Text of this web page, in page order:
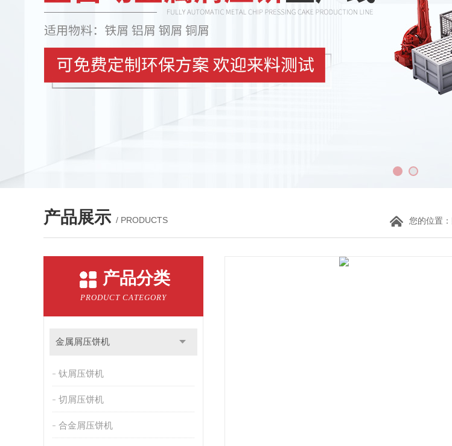
产品展示 / PRODUCTS 您的位置：
产品分类
PRODUCT CATEGORY
金属屑压饼机
钛屑压饼机
切屑压饼机
合金屑压饼机